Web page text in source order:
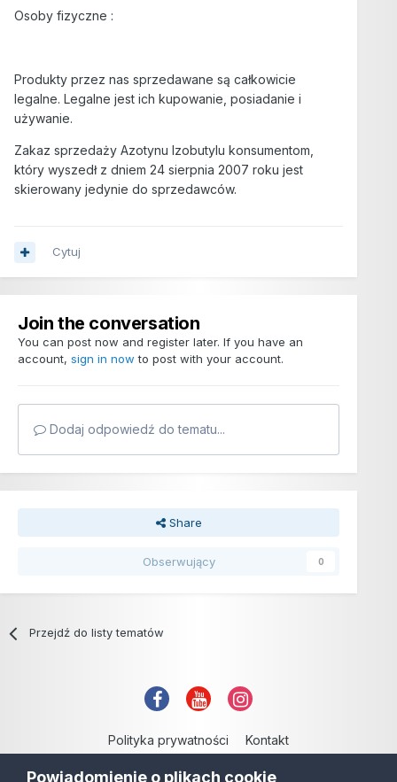
Osoby fizyczne :
Produkty przez nas sprzedawane są całkowicie
legalne. Legalne jest ich kupowanie, posiadanie i
używanie.
Zakaz sprzedaży Azotynu Izobutylu konsumentom,
który wyszedł z dniem 24 sierpnia 2007 roku jest
skierowany jedynie do sprzedawców.
Cytuj
Join the conversation
You can post now and register later. If you have an
account, sign in now to post with your account.
Dodaj odpowiedź do tematu...
Share
Obserwujący 0
Przejdź do listy tematów
Polityka prywatności Kontakt
Powered by Invision Community
Powiadomienie o plikach cookie